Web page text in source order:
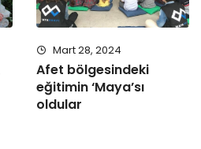
Mart 28, 2024
Afet bölgesindeki
eğitimin ‘Maya’sı
oldular